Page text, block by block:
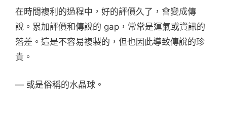
在時間複利的過程中，好的評價久了，會變成傳
說。累加評價和傳說的 gap，常常是運氣或資訊的
落差。這是不容易複製的，但也因此導致傳說的珍
貴。
— 或是俗稱的水晶球。